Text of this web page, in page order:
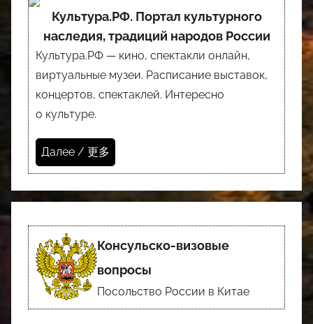
Культура.РФ. Портал культурного
наследия, традиций народов России
Культура.РФ — кино, спектакли онлайн,
виртуальные музеи. Расписание выставок,
концертов, спектаклей. Интересно
о культуре.
Далее / 更多
Консульско-визовые
вопросы
Посольство России в Китае